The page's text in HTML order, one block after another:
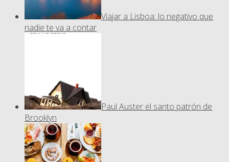
Viajar a Lisboa: lo negativo que
nadie te va a contar
Paul Auster el santo patrón de
Brooklyn